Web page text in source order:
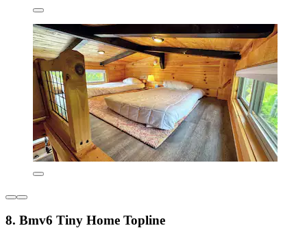
8. Bmv6 Tiny Home Topline